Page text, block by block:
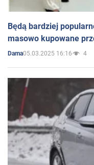
Będą bardziej
masowo kupowane
Dama05.03.2025 16:16 4